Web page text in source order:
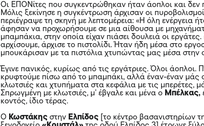
Οι ΕΠΟΝίτες που συγκεντρώθηκαν ήταν άοπλοι και δεν
Μόλις ξεκίνησε η συγκέντρωση άρχισαν οι
περιέγραψε τη σκηνή με λεπτομέρεια: «Η όλη ενέργεια
άφησαν να προχωρήσουμε σε μια αίθουσα με
μπαμπάκια, στην οποία είχαν πιάσει δουλειά οι
αρχίσουμε, άρχισε το πιστολίδι. Ήταν ήδη μέσα στο
μπουκάρισαν με τα πιστόλια χτυπώντας μας μέσα στην
Έγινε πανικός, κυρίως από τις εργάτριες. Όλοι
κρυφτούμε πίσω από το μπαμπάκι, αλλά έναν-έναν μάς
κλωτσιές και χτυπήματα στα κεφάλια με τις μπερέτες,
Σπρωγμένη με κλωτσιές, μ’ έβγαλε και μένα ο Μπέλκας,
κοντός, ίδιο τέρας.
Ο Κωστάκης στην Ελπίδος [το κέντρο βασανιστηρίων